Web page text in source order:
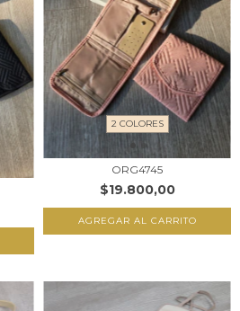
2 COLORES
ORG4745
$19.800,00
AGREGAR AL CARRITO